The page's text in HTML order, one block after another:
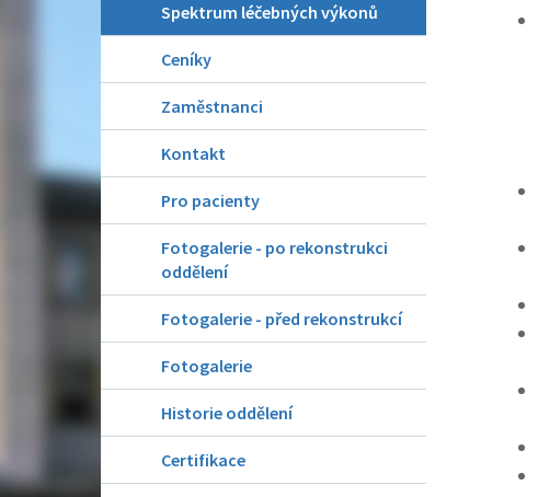
Spektrum léčebných výkonů
Ceníky
Zaměstnanci
Kontakt
Pro pacienty
Fotogalerie - po rekonstrukci
oddělení
Fotogalerie - před rekonstrukcí
Fotogalerie
Historie oddělení
Certifikace